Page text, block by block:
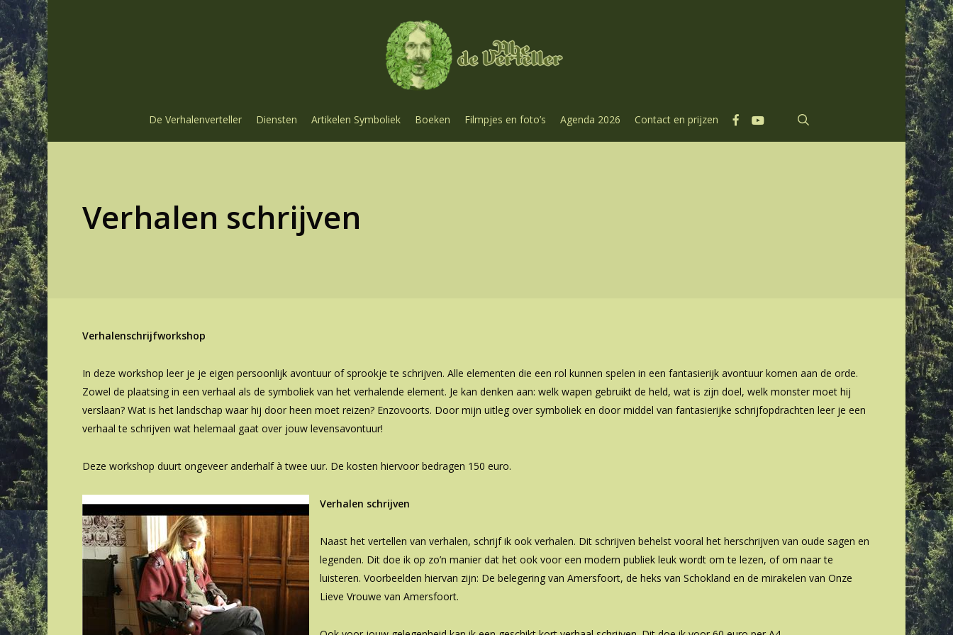
Skip
to
main
content
De Verhalenverteller Diensten Artikelen Symboliek Boeken Filmpjes en foto’s Agenda 2026 Contact en prijzen facebookyoutube
Verhalen schrijven
Verhalenschrijfworkshop
In deze workshop leer je je eigen persoonlijk avontuur of sprookje te schrijven. Alle elementen die een rol kunnen spelen in een fantasierijk avontuur komen aan de orde.
Zowel de plaatsing in een verhaal als de symboliek van het verhalende element. Je kan denken aan: welk wapen gebruikt de held, wat is zijn doel, welk monster moet hij
verslaan? Wat is het landschap waar hij door heen moet reizen? Enzovoorts. Door mijn uitleg over symboliek en door middel van fantasierijke schrijfopdrachten leer je een
verhaal te schrijven wat helemaal gaat over jouw levensavontuur!
Deze workshop duurt ongeveer anderhalf à twee uur. De kosten hiervoor bedragen 150 euro.
Verhalen schrijven
Naast het vertellen van verhalen, schrijf ik ook verhalen. Dit schrijven behelst vooral het herschrijven van oude sagen en
legenden. Dit doe ik op zo’n manier dat het ook voor een modern publiek leuk wordt om te lezen, of om naar te
luisteren. Voorbeelden hiervan zijn: De belegering van Amersfoort, de heks van Schokland en de mirakelen van Onze
Lieve Vrouwe van Amersfoort.